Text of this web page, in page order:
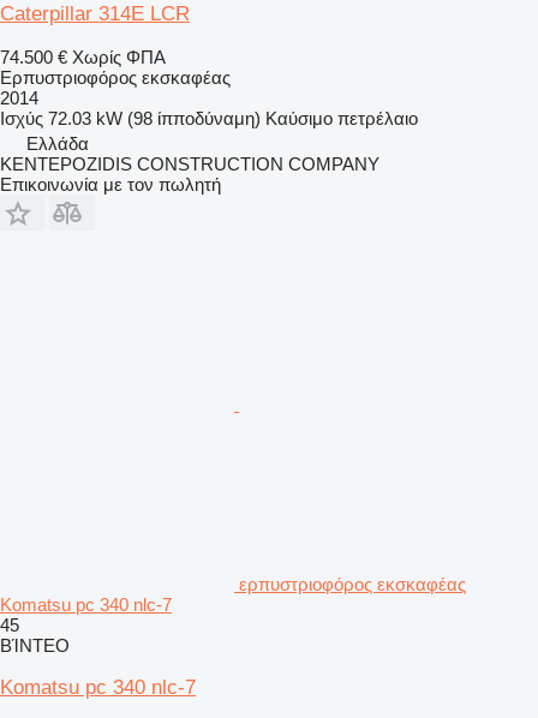
Caterpillar 314E LCR
74.500 € Χωρίς ΦΠΑ
Ερπυστριοφόρος εκσκαφέας
2014
Ισχύς 72.03 kW (98 ίπποδύναμη) Καύσιμο πετρέλαιο
Ελλάδα
KENTEPOZIDIS CONSTRUCTION COMPANY
Επικοινωνία με τον πωλητή
ερπυστριοφόρος εκσκαφέας
Komatsu pc 340 nlc-7
45
ΒΊΝΤΕΟ
Komatsu pc 340 nlc-7